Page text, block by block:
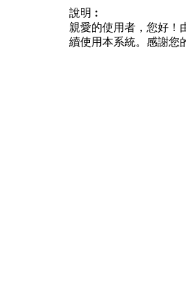
說明︰
親愛的使用者，您好！
續使用本系統。感謝您